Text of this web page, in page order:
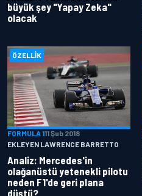
büyük şey "Yapay Zeka"
olacak
ÖZELLIK
FORMULA 111 Şub 2018
EKLEYEN LAWRENCE BARRETTO
Analiz: Mercedes'in
olağanüstü yetenekli pilotu
neden F1'de geri plana
düştü?